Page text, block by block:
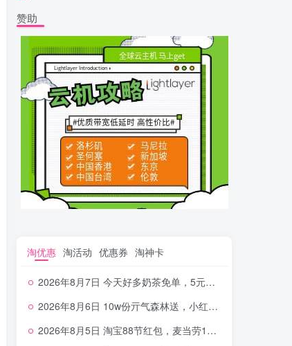
赞助
淘优惠 淘活动 优惠券 淘神卡
2026年8月7日 今天好多奶茶免单，5元农行省钱卡，京东抢0.01沪上，邮储5.88元等
2026年8月6日 10w份亓气森林送，小红书12元无门槛，中行电费30-10，0元柠檬水+0撸汉堡等
2026年8月5日 淘宝88节红包，麦当劳150万份柠檬水，三万份瑞幸免单，霸王9万份0.01券等